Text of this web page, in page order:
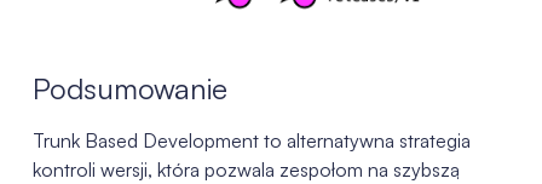
Podsumowanie
Trunk Based Development to alternatywna strategia
kontroli wersji, która pozwala zespołom na szybszą